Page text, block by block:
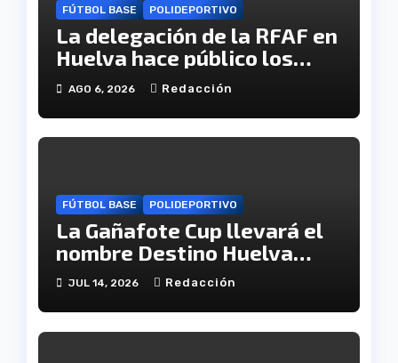
FÚTBOL BASE POLIDEPORTIVO
La delegación de la RFAF en
Huelva hace público los
calendarios de la categoría
juvenil
AGO 6, 2026 Redacción
FÚTBOL BASE POLIDEPORTIVO
La Gañafote Cup llevará el
nombre Destino Huelva
para reforzar la proyección
provincia
JUL 14, 2026 Redacción